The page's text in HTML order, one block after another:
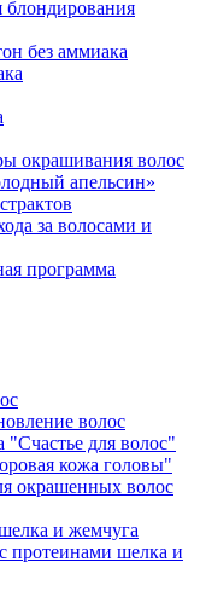
блондирования
без аммиака
окрашивания волос
апельсин»
за волосами и
программа
волос
для волос"
кожа головы"
окрашенных волос
и жемчуга
протеинами шелка и